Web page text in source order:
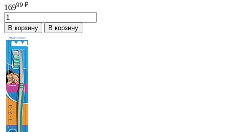
16999 ₽
В корзину В корзину